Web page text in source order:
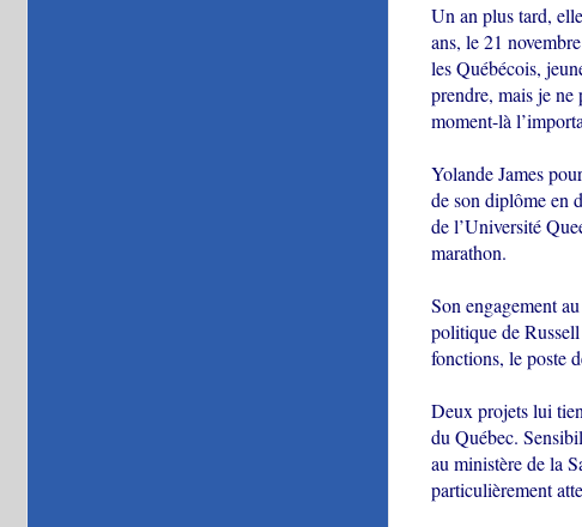
Un an plus tard,
ans, le 21
les Québécois,
prendre, mais je ne
moment-là
Yolande James
de son diplôme en
de l’Université
marathon.
Son engagement
politique de
fonctions, le poste
Deux projets lui
du Québec.
au ministère de la
particulièrement